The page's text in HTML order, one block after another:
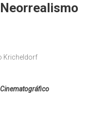
Kricheldorf